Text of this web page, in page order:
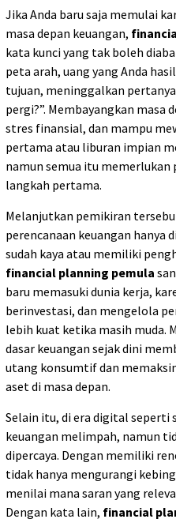
Jika Anda baru saja memulai
masa depan keuangan,
kata kunci yang tak boleh
peta arah, uang yang Anda
tujuan, meninggalkan
pergi?”. Membayangkan masa
stres finansial, dan mampu
pertama atau liburan impian
namun semua itu memerlukan
langkah pertama.
Melanjutkan pemikiran
perencanaan keuangan hanya
sudah kaya atau memiliki
financial planning pemula
baru memasuki dunia kerja,
berinvestasi, dan mengelola
lebih kuat ketika masih muda.
dasar keuangan sejak dini
utang konsumtif dan
aset di masa depan.
Selain itu, di era digital seperti
keuangan melimpah, namun
dipercaya. Dengan memiliki
tidak hanya mengurangi
menilai mana saran yang
Dengan kata lain, financial